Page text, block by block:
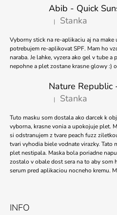
Hodnotenie produktu je 5
| Stanka
Vyborny stick na re-aplikaciu aj na
potrebujem re-aplikovat SPF. Mam ho
naraba. Je lahke, vyzera ako gel v tube a
nepohne a plet zostane krasne glowy :)
Hodnotenie produktu je 5
| Stanka
Tuto masku som dostala ako darcek k
vyborna, krasne vonia a upokojuje plet.
si odstranujem z tvare peach fuzz
tvari vyhodia biele vodnate virazky. Tato
plet nestipala. Maska bola poriadne
zostalo v obale dost sera na to aby som
serum pred aplikaciou nocneho kremu.
INFO